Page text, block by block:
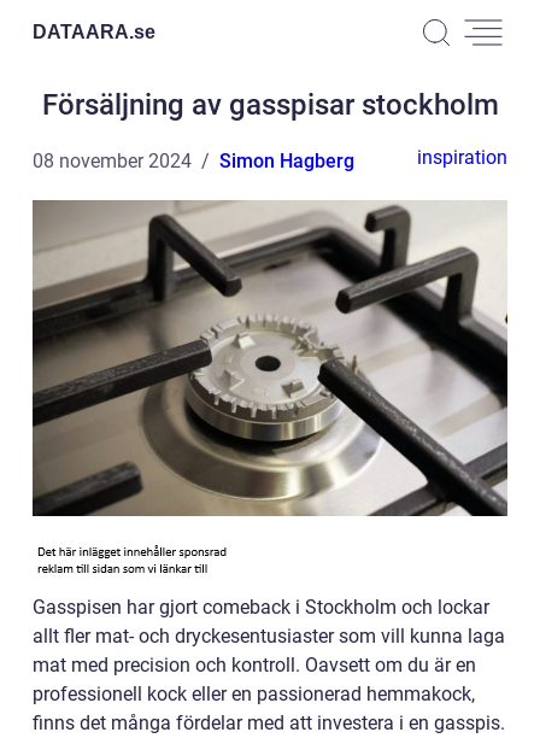
DATAARA.se
Försäljning av gasspisar stockholm
08 november 2024 Simon Hagberg inspiration
Gasspisen har gjort comeback i Stockholm och lockar
allt fler mat- och dryckesentusiaster som vill kunna laga
mat med precision och kontroll. Oavsett om du är en
professionell kock eller en passionerad hemmakock,
finns det många fördelar med att investera i en gasspis.